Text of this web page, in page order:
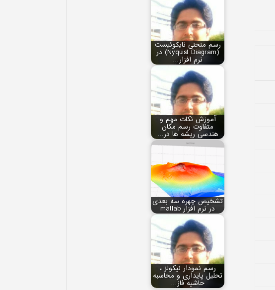
رسم منحنی نایکوئیست
(Nyquist Diagram) در
نرم افزار…
آموزش نکات مهم و
متفاوت رسم مکان
هندسی ریشه‏ ها در…
تشخیص چهره سه بعدی
در نرم افزار matlab
رسم نمودار نیکولز ،
تحلیل پایداری و محاسبه
حاشیه فاز…